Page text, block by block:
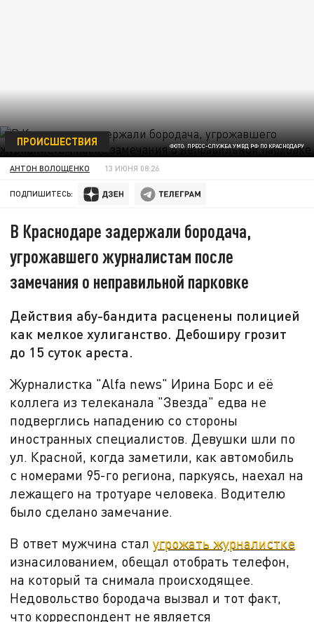
ФОТО: ПРЕСС-СЛУЖБА УМВД РФ ПО КРАСНОДАРУ
ПРОИСШЕСТВИЯ
АНТОН ВОЛОЩЕНКО 13 ИЮНЯ 08:26
ПОДПИШИТЕСЬ:
В Краснодаре задержали бородача,
угрожавшего журналистам после
замечания о неправильной парковке
Действия абу-бандита расценены полицией
как мелкое хулиганство. Дебоширу грозит
до 15 суток ареста.
Журналистка "Alfa news" Ирина Борс и её
коллега из телеканала "Звезда" едва не
подверглись нападению со стороны
иностранных специалистов. Девушки шли по
ул. Красной, когда заметили, как автомобиль
с номерами 95-го региона, паркуясь, наехал на
лежащего на тротуаре человека. Водителю
было сделано замечание.
В ответ мужчина сталугрожать журналистке
изнасилованием, обещал отобрать телефон,
на который та снимала происходящее.
Недовольство бородача вызвал и тот факт,
что корреспондент не является